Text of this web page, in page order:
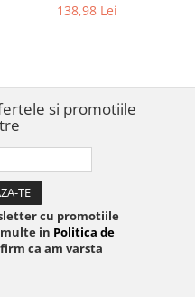
pe alb, pentru identificare
rafturi, inventariere și
138,98 Lei
si promotiile
cu promotiile
in Politica de
ca am varsta